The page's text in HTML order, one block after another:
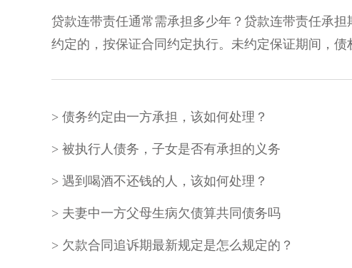
贷款连带责任通常需承担多少年？贷款连带责任承
约定的，按保证合同约定执行。未约定保证期间，债
债务约定由一方承担，该如何处理？
被执行人债务，子女是否有承担的义务
遇到喝酒不还钱的人，该如何处理？
夫妻中一方父母生病欠债算共同债务吗
欠款合同追诉期最新规定是怎么规定的？